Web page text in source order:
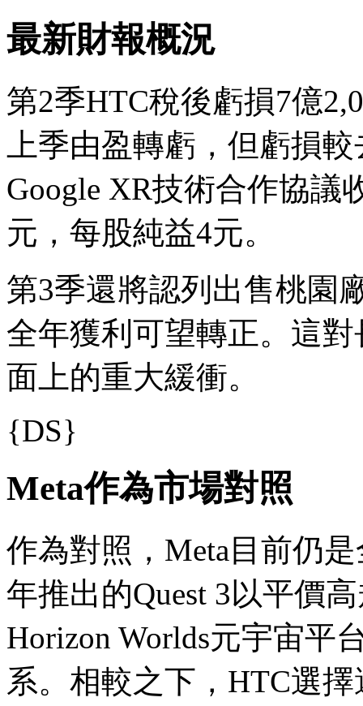
最新財報概況
第2季HTC稅後虧損7億
上季由盈轉虧，但虧損
Google XR技術合作協議
元，每股純益4元。
第3季還將認列出售桃園
全年獲利可望轉正。這
面上的重大緩衝。
{DS}
Meta作為市場對照
作為對照，Meta目前仍
年推出的Quest 3以平價
Horizon Worlds元宇宙平
系。相較之下，HTC選